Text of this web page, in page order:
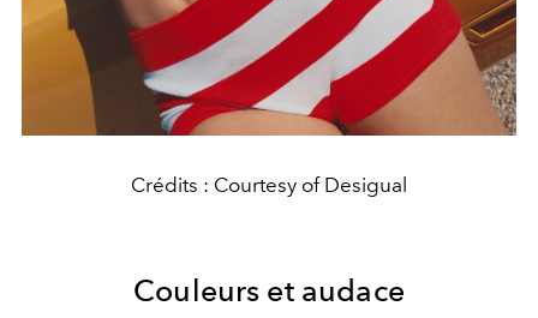
Crédits : Courtesy of Desigual
Couleurs et audace